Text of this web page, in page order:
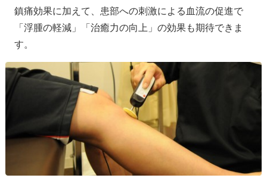
鎮痛効果に加えて、患部への刺激による血流の促進で
「浮腫の軽減」「治癒力の向上」の効果も期待できま
す。